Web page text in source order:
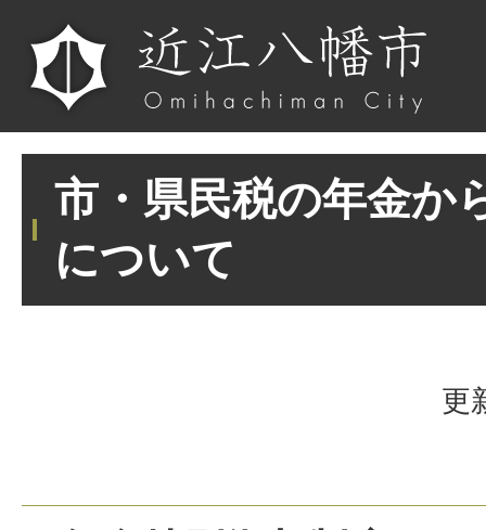
市・県民税の年金か
について
更